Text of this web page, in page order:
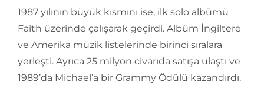
1987 yılının büyük kısmını ise, ilk solo albümü
Faith üzerinde çalışarak geçirdi. Albüm İngiltere
ve Amerika müzik listelerinde birinci sıralara
yerleşti. Ayrıca 25 milyon civarıda satışa ulaştı ve
1989’da Michael’a bir Grammy Ödülü kazandırdı.